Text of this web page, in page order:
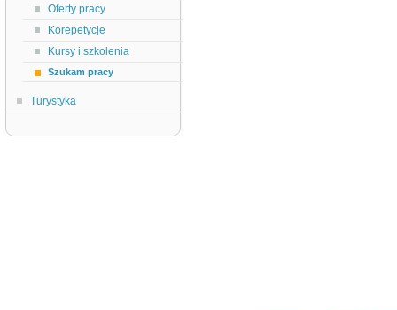
Oferty pracy
Korepetycje
Kursy i szkolenia
Szukam pracy
Turystyka